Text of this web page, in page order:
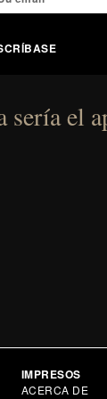
sería el
IMPRESOS
ACERCA DE